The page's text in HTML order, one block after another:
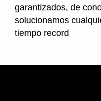
garantizados, de
solucionamos
tiempo record